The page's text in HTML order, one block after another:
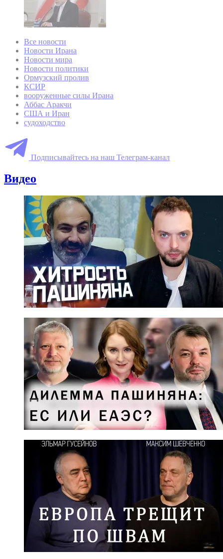
Все новости
Новости Ирана
Новости мира
Новости политики
Ормузский пролив
КСИР
вооруженные силы Ирана
Аббас Аракчи
США и Иран
судоходство
Подписывайтесь на наш Телеграм-канал
Видео